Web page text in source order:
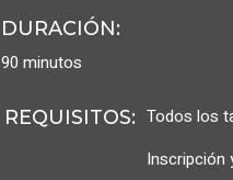
DURACIÓN:
90 minutos
REQUISITOS: Todos los
Inscripción